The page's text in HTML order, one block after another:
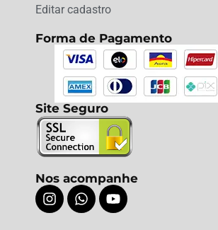
Editar cadastro
Forma de Pagamento
Site Seguro
Nos acompanhe